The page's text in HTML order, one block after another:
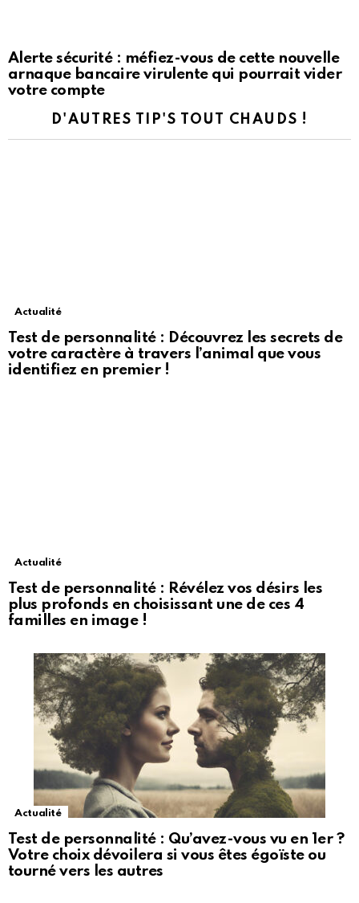
Alerte sécurité : méfiez-vous de cette nouvelle
arnaque bancaire virulente qui pourrait vider
votre compte
D'AUTRES TIP'S TOUT CHAUDS !
Actualité
Test de personnalité : Découvrez les secrets de
votre caractère à travers l’animal que vous
identifiez en premier !
Actualité
Test de personnalité : Révélez vos désirs les
plus profonds en choisissant une de ces 4
familles en image !
Actualité
Test de personnalité : Qu’avez-vous vu en 1er ?
Votre choix dévoilera si vous êtes égoïste ou
tourné vers les autres